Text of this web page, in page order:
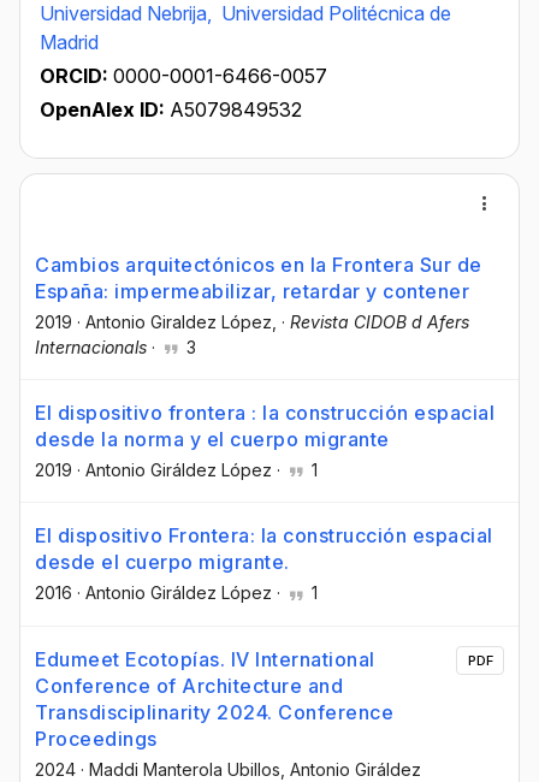
Universidad Nebrija, Universidad Politécnica de
Madrid
ORCID: 0000-0001-6466-0057
OpenAlex ID: A5079849532
Cambios arquitectónicos en la Frontera Sur de
España: impermeabilizar, retardar y contener
2019 · Antonio Giraldez López, · Revista CIDOB d Afers
Internacionals · 3
El dispositivo frontera : la construcción espacial
desde la norma y el cuerpo migrante
2019 · Antonio Giráldez López · 1
El dispositivo Frontera: la construcción espacial
desde el cuerpo migrante.
2016 · Antonio Giráldez López · 1
Edumeet Ecotopías. IV International
Conference of Architecture and
Transdisciplinarity 2024. Conference
Proceedings
2024 · Maddi Manterola Ubillos , Antonio Giráldez
PDF